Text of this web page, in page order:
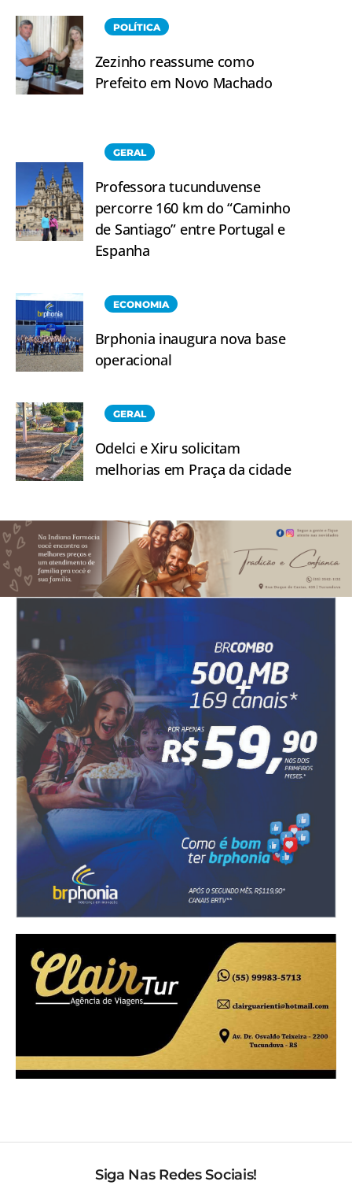
POLÍTICA
Zezinho reassume como
Prefeito em Novo Machado
GERAL
Professora tucunduvense
percorre 160 km do “Caminho
de Santiago” entre Portugal e
Espanha
ECONOMIA
Brphonia inaugura nova base
operacional
GERAL
Odelci e Xiru solicitam
melhorias em Praça da cidade
Siga Nas Redes Sociais!